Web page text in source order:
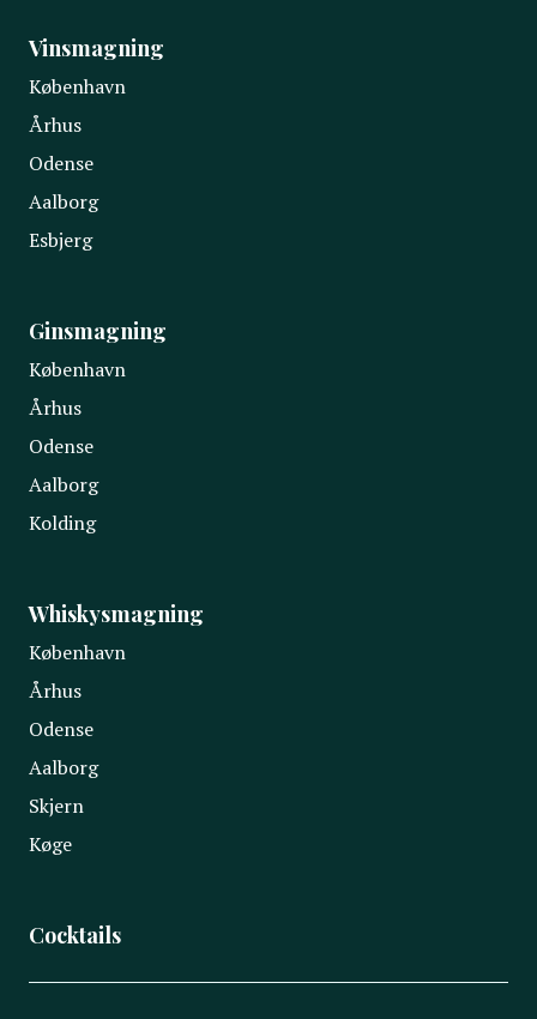
Vinsmagning
København
Århus
Odense
Aalborg
Esbjerg
Ginsmagning
København
Århus
Odense
Aalborg
Kolding
Whiskysmagning
København
Århus
Odense
Aalborg
Skjern
Køge
Cocktails